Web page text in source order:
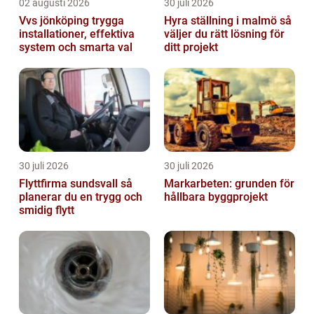
02 augusti 2026
Vvs jönköping trygga
installationer, effektiva
system och smarta val
30 juli 2026
Hyra ställning i malmö så
väljer du rätt lösning för
ditt projekt
30 juli 2026
Flyttfirma sundsvall så
planerar du en trygg och
smidig flytt
30 juli 2026
Markarbeten: grunden för
hållbara byggprojekt